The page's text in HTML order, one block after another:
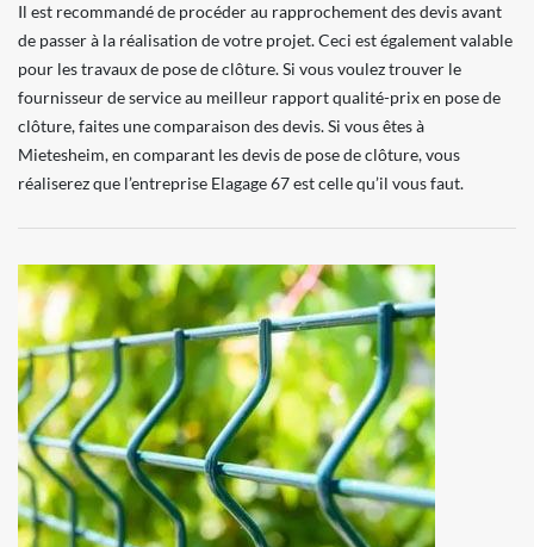
Il est recommandé de procéder au rapprochement des devis avant
de passer à la réalisation de votre projet. Ceci est également valable
pour les travaux de pose de clôture. Si vous voulez trouver le
fournisseur de service au meilleur rapport qualité-prix en pose de
clôture, faites une comparaison des devis. Si vous êtes à
Mietesheim, en comparant les devis de pose de clôture, vous
réaliserez que l’entreprise Elagage 67 est celle qu’il vous faut.